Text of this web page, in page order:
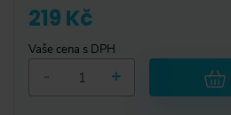
219 Kč
Vaše cena s DPH
+